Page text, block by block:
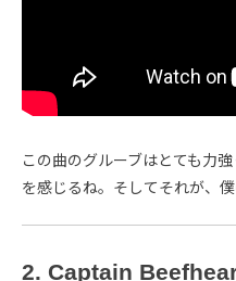
この曲のグルーブはとても力
を感じるね。そしてそれが、僕
2. Captain